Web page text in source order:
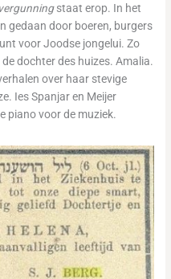
staat erop. In het
gedaan door boeren, burgers
voor Joodse jongelui. Zo
dochter des huizes. Amalia.
over haar stevige
Ies Spanjar en Meijer
piano voor de muziek.